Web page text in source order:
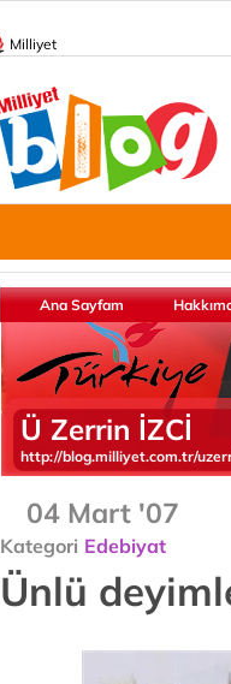
Milliyet
Ana Sayfam
Ü Zerrin İZCİ
http://blog.milliyet.com.tr/
04 Mart '07
Kategori Edebiyat
Ünlü